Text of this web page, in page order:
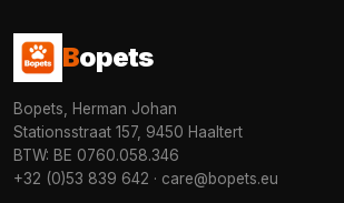
Bopets
Bopets, Herman Johan
Stationsstraat 157, 9450 Haaltert
BTW: BE 0760.058.346
+32 (0)53 839 642 · care@bopets.eu